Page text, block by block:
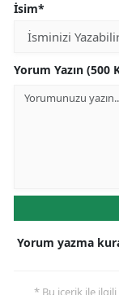
İsim*
Yorum Yazın (500
Yorum yazma
* Bu içerik ile